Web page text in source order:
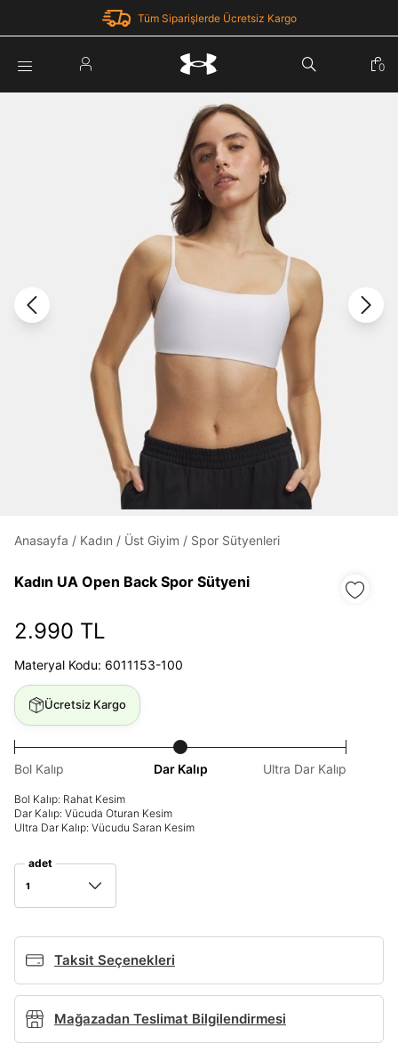
Tüm Siparişlerde Ücretsiz Kargo
Şifremi Unuttum
Under Armour'da yeni misiniz?Kayıt Ol
Üye Olmadan Devam Et
0
Anasayfa / Kadın / Üst Giyim / Spor Sütyenleri
Kadın UA Open Back Spor Sütyeni
2.990 TL
Materyal Kodu: 6011153-100
Ücretsiz Kargo
Bol Kalıp Dar Kalıp Ultra Dar Kalıp
Bol Kalıp: Rahat Kesim
Dar Kalıp: Vücuda Oturan Kesim
Ultra Dar Kalıp: Vücudu Saran Kesim
adet
1
Taksit Seçenekleri
Mağazadan Teslimat Bilgilendirmesi
BEDEN TABLOSU
Parola Yenileme
Parolayı Yenile
Giriş Sayfasına Dön
Zaten hesabın var mı? Giriş yap
Daha hızlı ödeme. Hızlı sipariş takibi.
Giriş Yap
E-posta
Şifre
Şifremi Unuttum
Telefon Numarası*